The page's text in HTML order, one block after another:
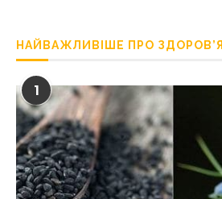
НАЙВАЖЛИВІШЕ ПРО ЗДОРОВ’Я
1